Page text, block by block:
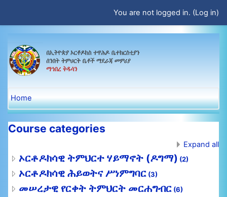
You are not logged in. (Log in)
የርቀት ትምህርት አገልግሎት
Home
Course categories
Expand all
ኦርቶዶክሳዊ ትምህርተ ሃይማኖት (ዶግማ) (2)
ኦርቶዶክሳዊ ሕይወትና ሥነምግባር (3)
መሠረታዊ የርቀት ትምህርት መርሐግብር (6)